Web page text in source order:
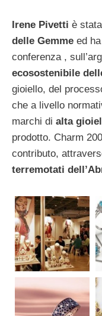
Irene Pivetti è
delle Gemme ed
conferenza ,
ecosostenibile
gioiello, del
che a livello
marchi di alta
prodotto. Charm
contributo,
terremotati